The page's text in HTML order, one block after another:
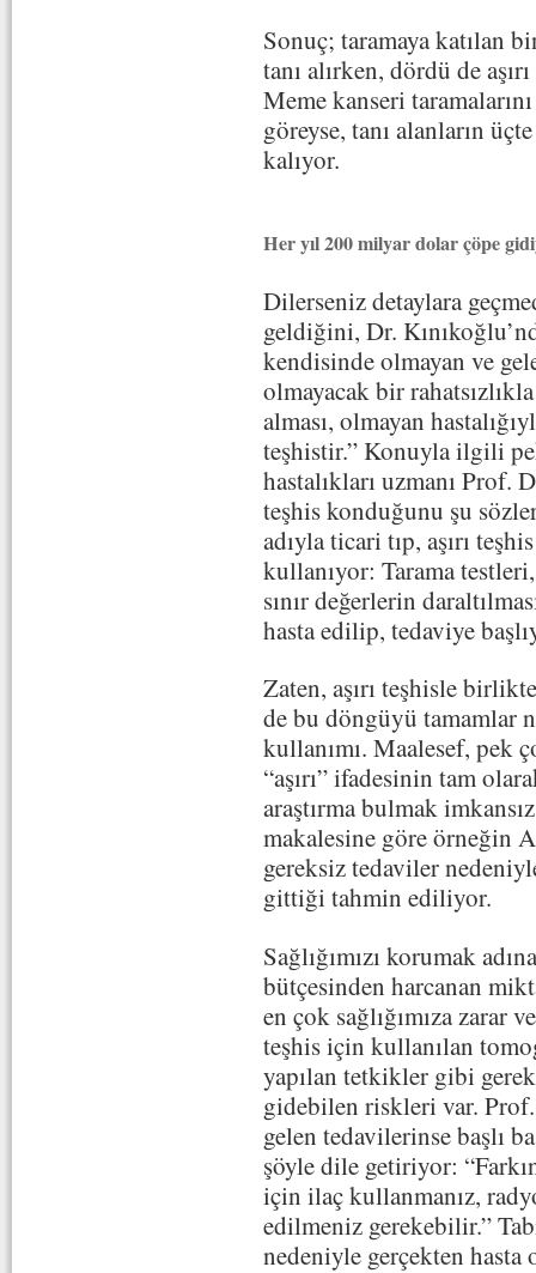
Sonuç; taramaya katılan
tanı alırken, dördü de
Meme kanseri
göreyse, tanı alanların
kalıyor.
Her yıl 200 milyar dolar çöpe
Dilerseniz detaylara
geldiğini, Dr.
kendisinde olmayan ve
olmayacak bir
alması, olmayan
teşhistir.” Konuyla ilgili
hastalıkları uzmanı Prof.
teşhis konduğunu şu
adıyla ticari tıp, aşırı
kullanıyor: Tarama
sınır değerlerin
hasta edilip, tedaviye
Zaten, aşırı teşhisle
de bu döngüyü tamamlar
kullanımı. Maalesef, pek
“aşırı” ifadesinin tam
araştırma bulmak
makalesine göre örneğin
gereksiz tedaviler
gittiği tahmin ediliyor.
Sağlığımızı korumak
bütçesinden harcanan
en çok sağlığımıza zarar
teşhis için kullanılan
yapılan tetkikler gibi
gidebilen riskleri var. Prof.
gelen tedavilerinse başlı
şöyle dile getiriyor:
için ilaç kullanmanız,
edilmeniz gerekebilir.”
nedeniyle gerçekten